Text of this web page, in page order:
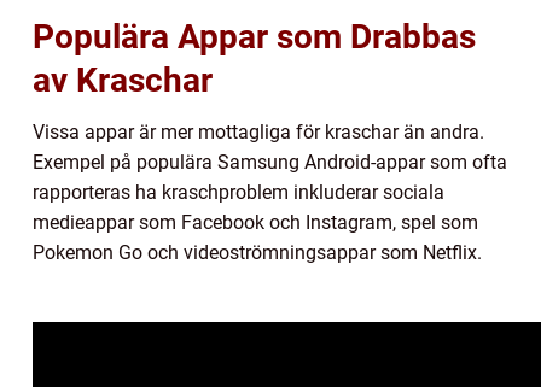
Populära Appar som Drabbas
av Kraschar
Vissa appar är mer mottagliga för kraschar än andra.
Exempel på populära Samsung Android-appar som ofta
rapporteras ha kraschproblem inkluderar sociala
medieappar som Facebook och Instagram, spel som
Pokemon Go och videoströmningsappar som Netflix.